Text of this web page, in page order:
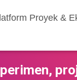
Proyek &